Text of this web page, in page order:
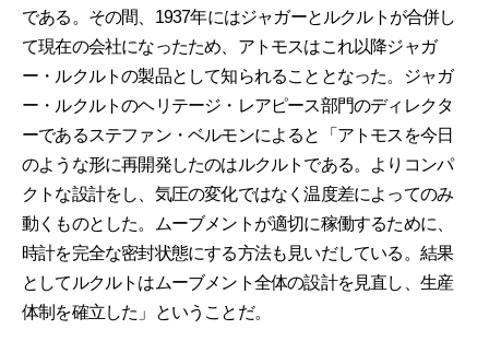
である。その間、1937年にはジャガーとルクルトが合併し
て現在の会社になったため、アトモスはこれ以降ジャガ
ー・ルクルトの製品として知られることとなった。ジャガ
ー・ルクルトのヘリテージ・レアピース部門のディレクタ
ーであるステファン・ベルモンによると「アトモスを今日
のような形に再開発したのはルクルトである。よりコンパ
クトな設計をし、気圧の変化ではなく温度差によってのみ
動くものとした。ムーブメントが適切に稼働するために、
時計を完全な密封状態にする方法も見いだしている。結果
としてルクルトはムーブメント全体の設計を見直し、生産
体制を確立した」ということだ。